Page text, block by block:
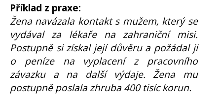
Příklad z praxe:
Žena navázala kontakt s mužem, který se
vydával za lékaře na zahraniční misi.
Postupně si získal její důvěru a požádal ji
o peníze na vyplacení z pracovního
závazku a na další výdaje. Žena mu
postupně poslala zhruba 400 tisíc korun.